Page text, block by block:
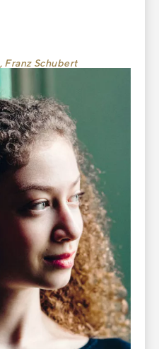
Franz Schubert